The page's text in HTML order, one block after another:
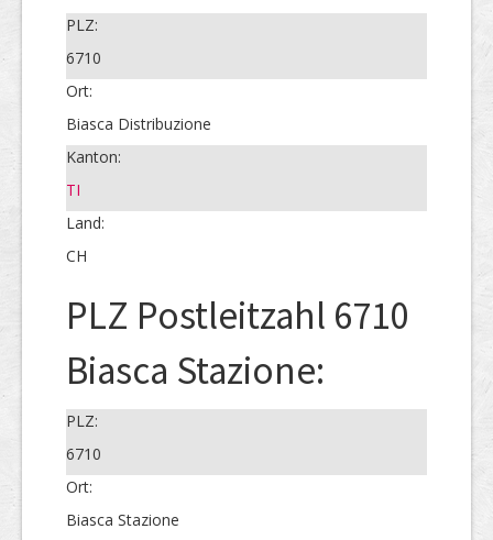
PLZ:
6710
Ort:
Biasca Distribuzione
Kanton:
TI
Land:
CH
PLZ Postleitzahl 6710
Biasca Stazione:
PLZ:
6710
Ort:
Biasca Stazione